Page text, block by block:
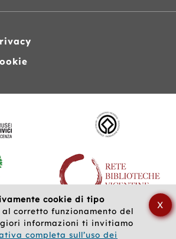
cookie di tipo
al corretto funzionamento del
informazioni ti invitiamo
completa sull’uso dei
X